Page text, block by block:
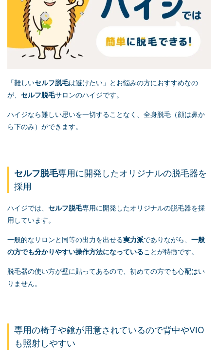
「難しいセルフ脱毛は避けたい」とお悩みの方におすすめなの
が、 セルフ脱毛サロンのハイジです。
ハイジなら難しい思いを一切することなく、全身脱毛（顔は鼻か
ら下のみ）ができます。
セルフ脱毛専用に開発したオリジナルの脱毛器を
採用
ハイジでは、 セルフ脱毛専用に開発したオリジナルの脱毛器を採
用しています。
一般的なサロンと同等の出力を出せる実力派でありながら、 一般
の方でも分かりやすい操作方法になっていることが特徴です。
脱毛器の使い方が壁に貼ってあるので、初めての方でも心配はい
りません。
専用の椅子や鏡が用意されているので背中やVIO
も照射しやすい